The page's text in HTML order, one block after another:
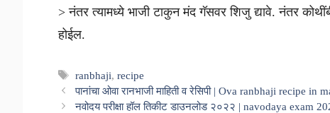
> नंतर त्यामध्ये भाजी टाकुन मंद गॅसवर शिजु द्यावे. नंतर
होईल.
Tags
ranbhaji,recipe
पानांचा ओवा रानभाजी माहिती व रेसिपी | Ova ranbhaji recipe in
नवोदय परीक्षा हॉल तिकीट डाउनलोड २०२२ | navodaya exam